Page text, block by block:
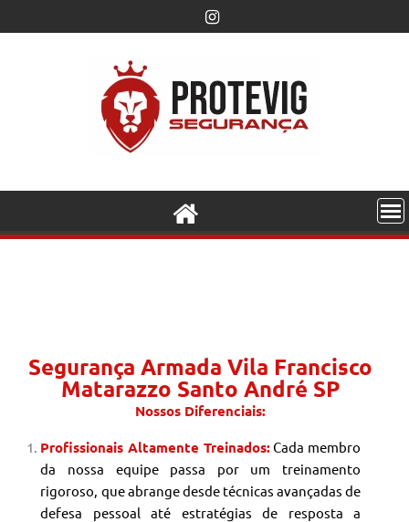
Segurança Armada Vila Francisco
Matarazzo Santo André SP
Nossos Diferenciais:
Profissionais Altamente Treinados:Cada membro
da nossa equipe passa por um treinamento
rigoroso, que abrange desde técnicas avançadas de
defesa pessoal até estratégias de resposta a